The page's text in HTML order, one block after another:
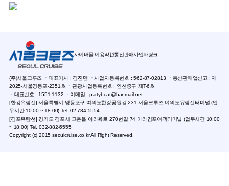
사이버몰 이용약관통신판매사업자링크
(주)서울크루즈 ㆍ대표이사 : 김진만 ㆍ사업자등록번호 : 562-87-02813 ㆍ통신판매업신고 : 제
2025-서울영등포-2351호 ㆍ관광사업등록번호 : 인천중구 제T-6호
ㆍ대표번호 : 1551-1132 ㆍ이메일 : partyboat@hanmail.net
[한강유람선] 서울특별시 영등포구 여의도한강공원길 231 서울크루즈 여의도유람선터미널 (업
무시간 10:00 ~ 18:00) Tel. 02-784-5554
[김포유람선] 경기도 김포시 고촌읍 아라육로 270번길 74 아라김포여객터미널 (업무시간 10:00
~ 18:00) Tel. 032-882-5555
Copyright (c) 2015 seoulcruise.co.kr All Right Reserved.